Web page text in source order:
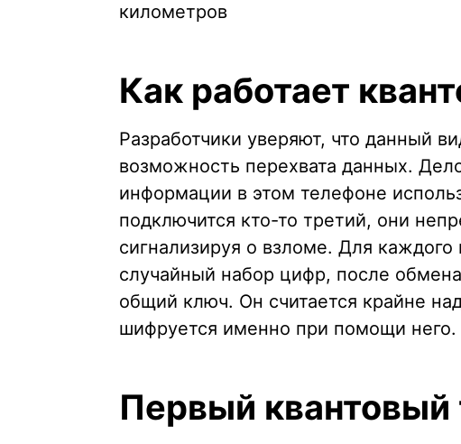
километров
Как работает
Разработчики уверяют, что данный
возможность перехвата данных.
информации в этом телефоне
подключится кто-то третий, они
сигнализируя о взломе. Для каждого
случайный набор цифр, после
общий ключ. Он считается крайне
шифруется именно при помощи него.
Первый квантовый